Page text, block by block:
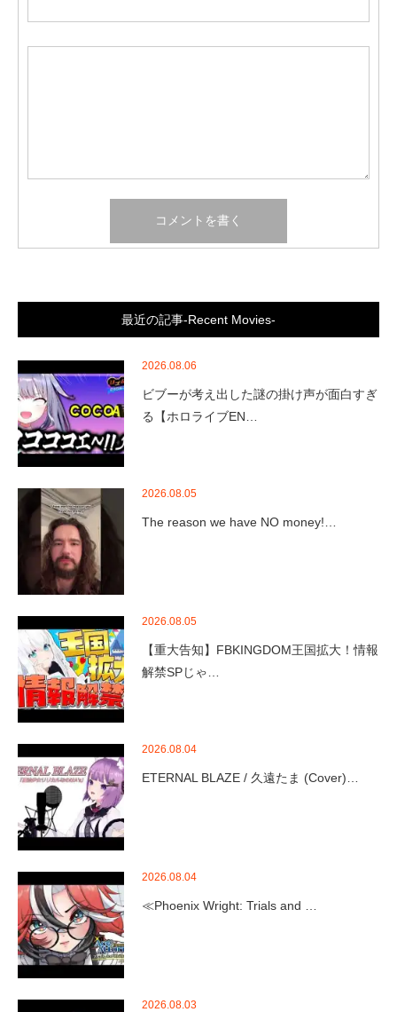
最近の記事-Recent Movies-
2026.08.06
ビブーが考え出した謎の掛け声が面白すぎ
る【ホロライブEN…
2026.08.05
The reason we have NO money!…
2026.08.05
【重大告知】FBKINGDOM王国拡大！情報
解禁SPじゃ…
2026.08.04
ETERNAL BLAZE / 久遠たま (Cover)…
2026.08.04
≪Phoenix Wright: Trials and …
2026.08.03